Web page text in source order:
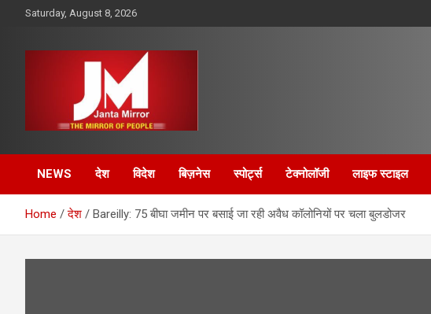
Saturday, August 8, 2026
Janta Mirror
NEWS देश विदेश बिज़नेस स्पोर्ट्स टेक्नोलॉजी लाइफ स्टाइल
Home देश Bareilly: 75 बीघा जमीन पर बसाई जा रही अवैध कॉलोनियों पर चला बुलडोजर